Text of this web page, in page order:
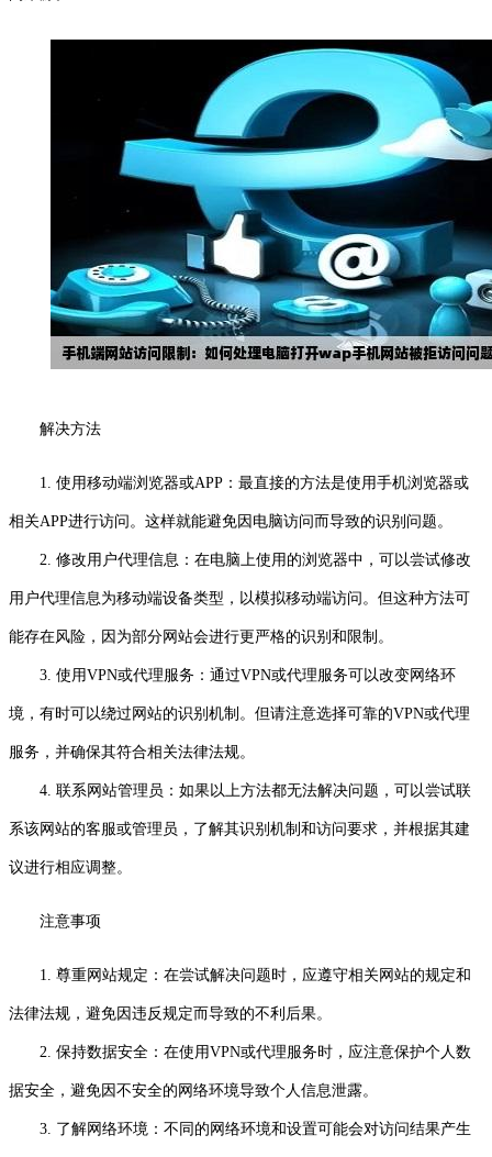
解决方法
1. 使用移动端浏览器或APP：最直接的方法是使用手机浏览器或
相关APP进行访问。这样就能避免因电脑访问而导致的识别问题。
2. 修改用户代理信息：在电脑上使用的浏览器中，可以尝试修改
用户代理信息为移动端设备类型，以模拟移动端访问。但这种方法可
能存在风险，因为部分网站会进行更严格的识别和限制。
3. 使用VPN或代理服务：通过VPN或代理服务可以改变网络环
境，有时可以绕过网站的识别机制。但请注意选择可靠的VPN或代理
服务，并确保其符合相关法律法规。
4. 联系网站管理员：如果以上方法都无法解决问题，可以尝试联
系该网站的客服或管理员，了解其识别机制和访问要求，并根据其建
议进行相应调整。
注意事项
1. 尊重网站规定：在尝试解决问题时，应遵守相关网站的规定和
法律法规，避免因违反规定而导致的不利后果。
2. 保持数据安全：在使用VPN或代理服务时，应注意保护个人数
据安全，避免因不安全的网络环境导致个人信息泄露。
3. 了解网络环境：不同的网络环境和设置可能会对访问结果产生